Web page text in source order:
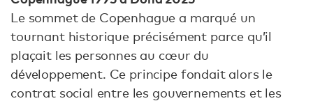
Le sommet de Copenhague a marqué un
tournant historique précisément parce qu’il
plaçait les personnes au cœur du
développement. Ce principe fondait alors le
contrat social entre les gouvernements et les